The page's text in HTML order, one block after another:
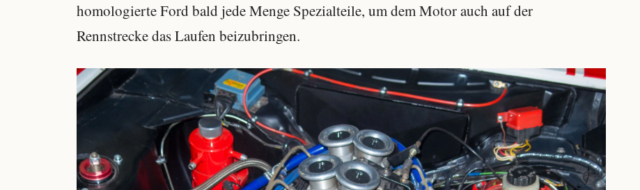
homologierte Ford bald jede Menge Spezialteile, um dem Motor auch auf der
Rennstrecke das Laufen beizubringen.